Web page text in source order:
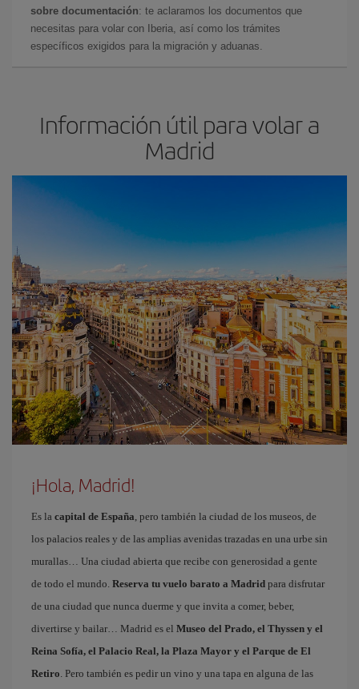
sobre documentación: te aclaramos los documentos que
necesitas para volar con Iberia, así como los trámites
específicos exigidos para la migración y aduanas.
Información útil para volar a
Madrid
¡Hola, Madrid!
Es la capital de España, pero también la ciudad de los museos, de
los palacios reales y de las amplias avenidas trazadas en una urbe sin
murallas… Una ciudad abierta que recibe con generosidad a gente
de todo el mundo. Reserva tu vuelo barato a Madrid para disfrutar
de una ciudad que nunca duerme y que invita a comer, beber,
divertirse y bailar… Madrid es el Museo del Prado, el Thyssen y el
Reina Sofía, el Palacio Real, la Plaza Mayor y el Parque de El
Retiro. Pero también es pedir un vino y una tapa en alguna de las